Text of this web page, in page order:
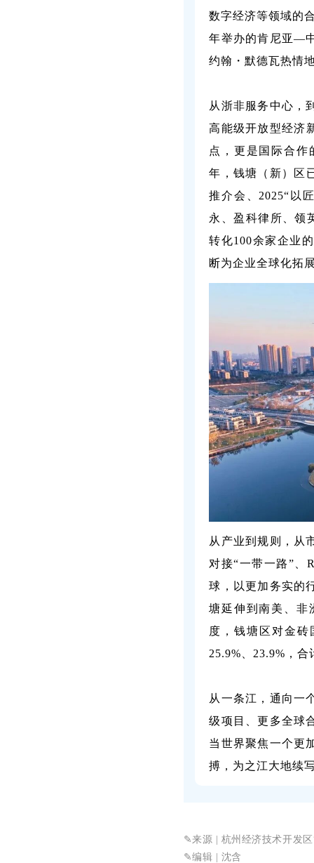
数字经济等领域的
年举办的肯尼亚—
约翰・默德瓦热情
从浙非服务中心，
高能级开放型经济
点，更是国际合作
年，钱塘（新）区
推介会、2025“以
永、盈科律所、领
转化100余家企业
断为企业全球化拓
从产业到规则，从
对接“一带一路”、
球，以更加务实的
塘延伸到南美、非
度，钱塘区对金砖
25.9%、23.9%，
从一条江，通向一
级项目、更多全球
当世界聚焦一个更
搏，为之江大地续
✎来源 | 杭州经济技术开发
✎编辑 | 沈含